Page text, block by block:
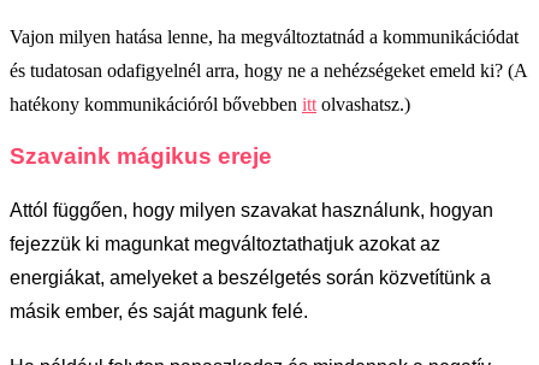
Vajon milyen hatása lenne, ha megváltoztatnád a kommunikációdat
és tudatosan odafigyelnél arra, hogy ne a nehézségeket emeld ki? (A
hatékony kommunikációról bővebben ittolvashatsz.)
Szavaink mágikus ereje
Attól függően, hogy milyen szavakat használunk, hogyan
fejezzük ki magunkat megváltoztathatjuk azokat az
energiákat, amelyeket a beszélgetés során közvetítünk a
másik ember, és saját magunk felé.